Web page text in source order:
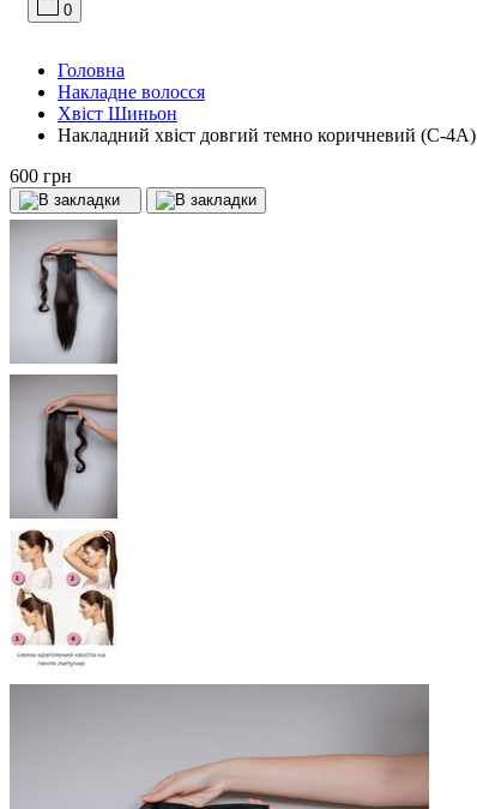
0
Головна
Накладне волосся
Хвіст Шиньон
Накладний хвіст довгий темно коричневий (C-4A)
600 грн